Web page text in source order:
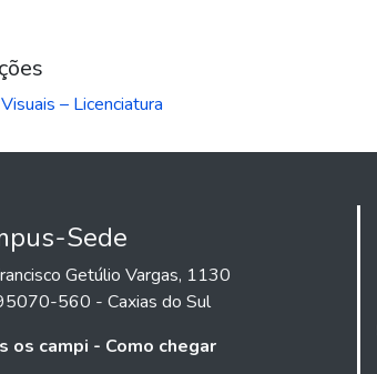
– Licenciatura
Sede
Getúlio Vargas, 1130
560 - Caxias do Sul
os campi - Como chegar